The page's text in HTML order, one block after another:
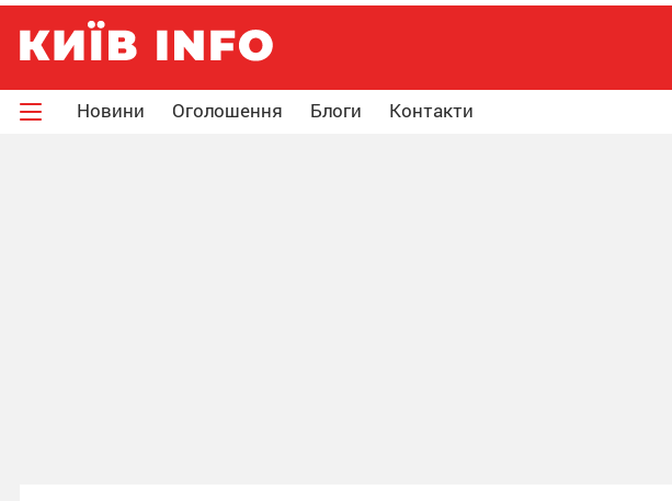
Новини Оголошення Блоги Контакти